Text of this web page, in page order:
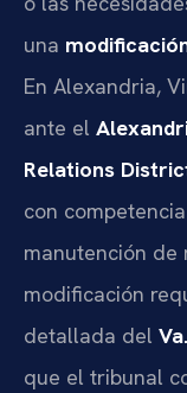
una
En Alexandria,
ante el
Relations
con
manutención de
modificación
detallada del
que el tribunal